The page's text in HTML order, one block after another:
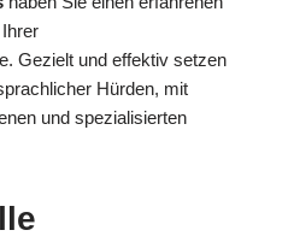
Gezielt und effektiv setzen
Hürden, mit
und spezialisierten